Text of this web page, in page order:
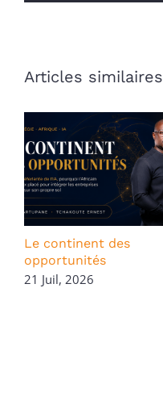
Articles similaires
Le continent des
opportunités
21 Juil, 2026